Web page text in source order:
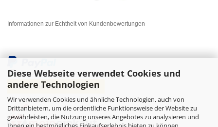
Diese Webseite verwendet Cookies und
andere Technologien
Wir verwenden Cookies und ähnliche Technologien, auch von
Drittanbietern, um die ordentliche Funktionsweise der Website zu
gewährleisten, die Nutzung unseres Angebotes zu analysieren und
Informationen zur Echtheit von Kundenbewertungen